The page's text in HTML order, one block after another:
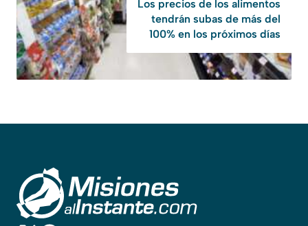
Los precios de los alimentos
tendrán subas de más del
100% en los próximos días